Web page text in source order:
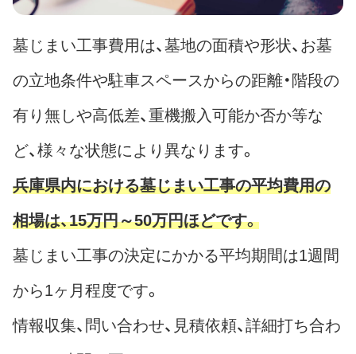
墓じまい工事費用は、墓地の面積や形状、お墓
の立地条件や駐車スペースからの距離・階段の
有り無しや高低差、重機搬入可能か否か等な
ど、様々な状態により異なります。
兵庫県内における墓じまい工事の平均費用の
相場は、15万円～50万円ほどです。
墓じまい工事の決定にかかる平均期間は1週間
から1ヶ月程度です。
情報収集、問い合わせ、見積依頼、詳細打ち合わ